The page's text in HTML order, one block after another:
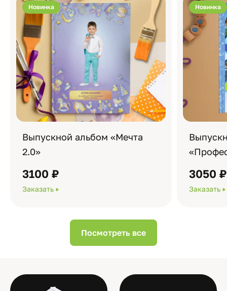
Новинка
Выпускной альбом «Мечта
2.0»
3100 ₽
Заказать
Новинка
3050 ₽
Заказать
Посмотреть все